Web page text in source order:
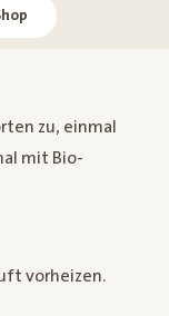
zu, einmal
mit Bio-
vorheizen.